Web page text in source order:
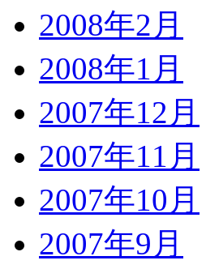
2008年2月
2008年1月
2007年12月
2007年11月
2007年10月
2007年9月